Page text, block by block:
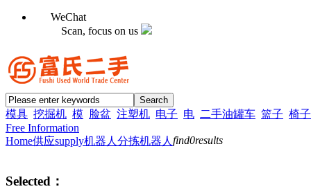
WeChat
Scan, focus on us
模具 挖掘机 模 脸盆 注塑机 电子 电 二手油罐车 篮子 椅
Free Information
Home供应supply机器人 分拣机器人 find0results
Selected：